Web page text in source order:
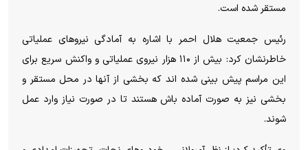
مستقر شده است.
رئیس جمعیت هلال احمر با اشاره به آمادگی نیروهای عملیاتی
خاطرنشان کرد: بیش از ۱۱۰ هزار نیروی عملیاتی و واکنش سریع برای
این مراسم پیش بینی شده اند که بخشی از آنها در محل مستقر و
بخشی نیز به صورت آماده باش هستند تا در صورت نیاز وارد عمل
شوند.